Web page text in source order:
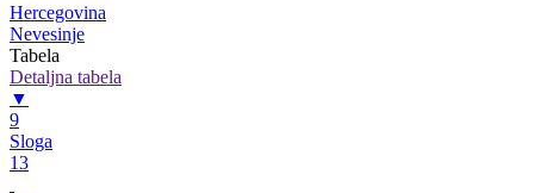
Hercegovina
Nevesinje
Tabela
Detaljna tabela
▼
9
Sloga
13